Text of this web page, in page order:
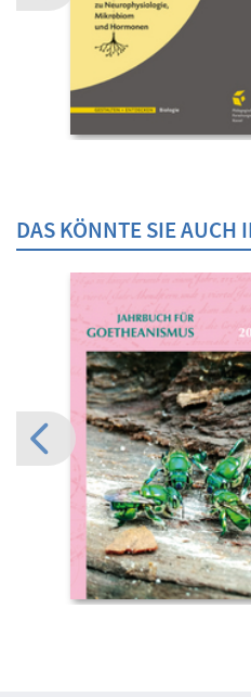
DAS KÖNNTE SIE AUCH